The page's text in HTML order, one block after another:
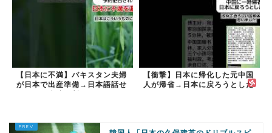
【日本に不満】パキスタン夫婦
が日本で出産準備→日本語話せ
【衝撃】日本に帰化した元中国
人が帰省→日本に戻ろうとした